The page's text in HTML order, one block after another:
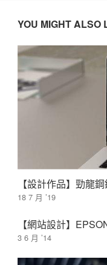
YOU MIGHT ALSO
【設計作品】勁龍
18 7 月 ’19
【網站設計】
3 6 月 ’14